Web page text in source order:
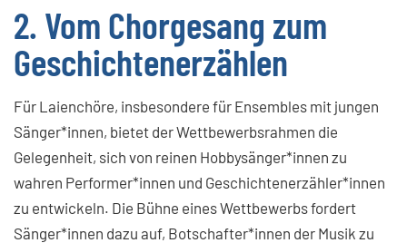
2. Vom Chorgesang zum
Geschichtenerzählen
Für Laienchöre, insbesondere für Ensembles mit jungen
Sänger*innen, bietet der Wettbewerbsrahmen die
Gelegenheit, sich von reinen Hobbysänger*innen zu
wahren Performer*innen und Geschichtenerzähler*innen
zu entwickeln. Die Bühne eines Wettbewerbs fordert
Sänger*innen dazu auf, Botschafter*innen der Musik zu